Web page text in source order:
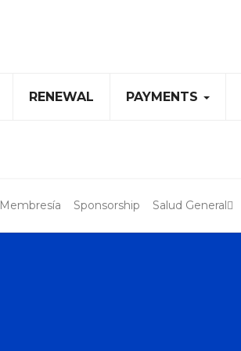
RENEWAL PAYMENTS
Membresía Sponsorship Salud General